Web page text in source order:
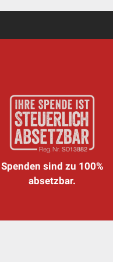
Spenden sind zu 100%
absetzbar.